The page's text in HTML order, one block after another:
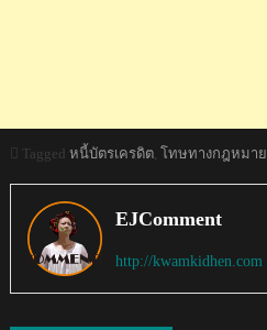
Tagged หนี้บัตรเครดิต, โทษทางกฎหมาย
EJComment
http://kwamkidhen.com